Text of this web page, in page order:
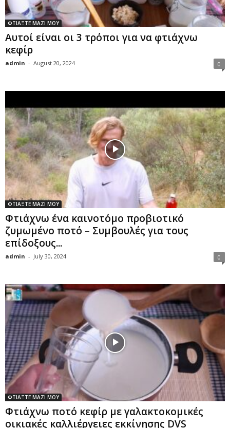
ΦΤΙΑΞΤΕ ΜΑΖΙ ΜΟΥ
Αυτοί είναι οι 3 τρόποι για να φτιάχνω
κεφίρ
admin - August 20, 2024 0
ΦΤΙΑΞΤΕ ΜΑΖΙ ΜΟΥ
Φτιάχνω ένα καινοτόμο προβιοτικό
ζυμωμένο ποτό – Συμβουλές για τους
επίδοξους...
admin - July 30, 2024 0
ΦΤΙΑΞΤΕ ΜΑΖΙ ΜΟΥ
Φτιάχνω ποτό κεφίρ με γαλακτοκομικές
οικιακές καλλιέργειες εκκίνησης DVS